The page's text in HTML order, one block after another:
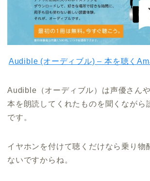
Audible (オーディブル) – 本を聴く
Audible（オーディブル）は声優さん
本を朗読してくれたものを聞くながら
です。
イヤホンを付けて聴くだけなら乗り物
ないですからね。